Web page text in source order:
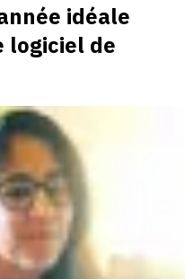
idéale
logiciel de